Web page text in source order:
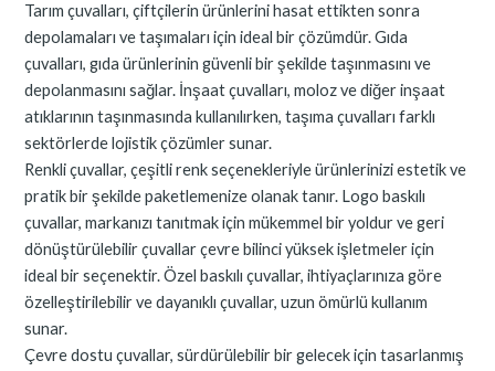
Tarım çuvalları, çiftçilerin ürünlerini hasat ettikten sonra
depolamaları ve taşımaları için ideal bir çözümdür. Gıda
çuvalları, gıda ürünlerinin güvenli bir şekilde taşınmasını ve
depolanmasını sağlar. İnşaat çuvalları, moloz ve diğer inşaat
atıklarının taşınmasında kullanılırken, taşıma çuvalları farklı
sektörlerde lojistik çözümler sunar.
Renkli çuvallar, çeşitli renk seçenekleriyle ürünlerinizi estetik ve
pratik bir şekilde paketlemenize olanak tanır. Logo baskılı
çuvallar, markanızı tanıtmak için mükemmel bir yoldur ve geri
dönüştürülebilir çuvallar çevre bilinci yüksek işletmeler için
ideal bir seçenektir. Özel baskılı çuvallar, ihtiyaçlarınıza göre
özelleştirilebilir ve dayanıklı çuvallar, uzun ömürlü kullanım
sunar.
Çevre dostu çuvallar, sürdürülebilir bir gelecek için tasarlanmış